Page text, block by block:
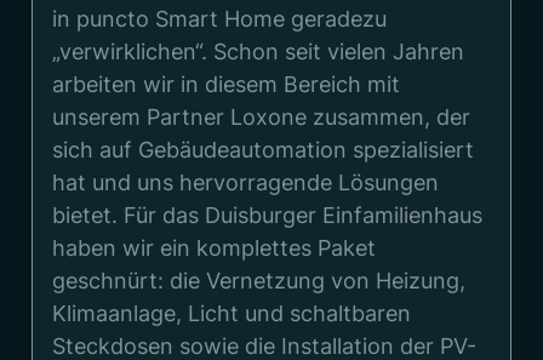
in puncto Smart Home geradezu
„verwirklichen“. Schon seit vielen Jahren
arbeiten wir in diesem Bereich mit
unserem Partner Loxone zusammen, der
sich auf Gebäudeautomation spezialisiert
hat und uns hervorragende Lösungen
bietet. Für das Duisburger Einfamilienhaus
haben wir ein komplettes Paket
geschnürt: die Vernetzung von Heizung,
Klimaanlage, Licht und schaltbaren
Steckdosen sowie die Installation der PV-